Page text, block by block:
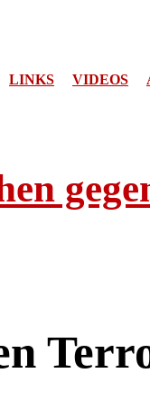
LINKS VIDEOS